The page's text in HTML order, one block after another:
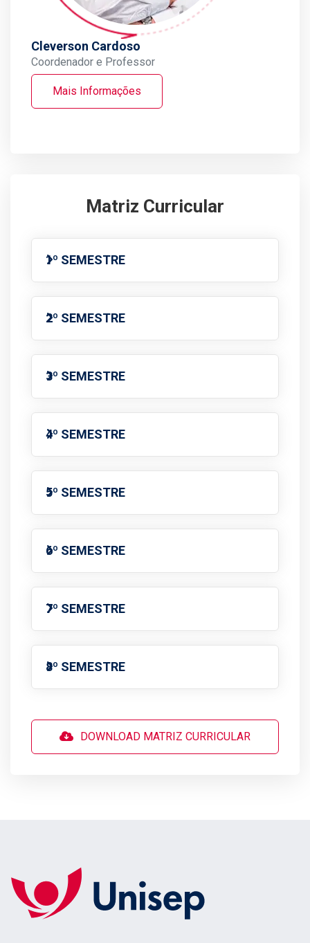
Cleverson Cardoso
Coordenador e Professor
Mais Informações
Matriz Curricular
1º SEMESTRE
2º SEMESTRE
3º SEMESTRE
4º SEMESTRE
5º SEMESTRE
6º SEMESTRE
7º SEMESTRE
8º SEMESTRE
DOWNLOAD MATRIZ CURRICULAR